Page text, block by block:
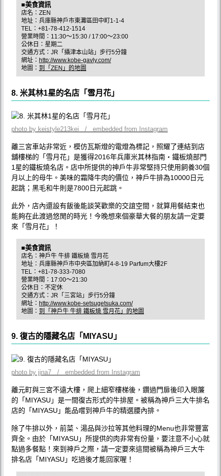
■美食資訊
店名：ZEN
地址：兵庫縣神戶市東灘區田中町1-1-4
TEL：+81-78-412-1514
營業時間：11:30〜15:30 / 17:00〜23:00
公休日：星期二
交通方式：JR「攝津本山站」步行5分鐘
網址： http://www.kobe-gavly.com/
地圖： 到「ZEN」的地圖
8. 米其林1星的名店「雪月花」
photo by keistyle213kei / embedded from Instagram
離三宮車站非常近，模仿瓦斯燈的電燈為標記，照耀了連結到店
舖樓梯的「雪月花」是獲得2016年兵庫米其林指南‧鐵板燒部門
1星的鐵板燒名店。店中所提供的神戶牛非常堅持只使用飼養30個
月以上的母牛。美味的霜降牛肉的價位，神戶牛排為10000日元
起跳；黑毛和牛則是7800日元起跳。
此外，店內還設有飯後能談笑歡樂的交誼空間，就算用餐結束也
能夠在此渡過悠閒的時光！今晚想來個豪華大餐的朋友請一定要
來「雪月花」！
■美食資訊
店名：神戶牛 牛排 鐵板燒 雪月花
地址：兵庫縣神戶市中央區加納町4-8-19 Parfum大樓2F
TEL：+81-78-333-7080
營業時間：17:00〜21:30
公休日：不定休
交通方式：JR「三宮站」步行5分鐘
網址： http://www.kobe-setsugetsuka.com/
地圖： 到「神戶牛 牛排 鐵板燒 雪月花」的地圖
9. 復古的隱藏名店「MIYASU」
photo by jjna7 / embedded from Instagram
離元町與三宮不遠大樓，爬上細窄樓梯後，鑽過門扉後印入眼簾
的「MIYASU」是一間復古形式的牛排屋。被稱為神戶三大牛排名
店的「MIYASU」能品嚐到神戶牛的精選腰內排。
除了牛排以外，前菜、湯品與沙拉等其他料理的Menu也非常豐富
齊全。由於「MIYASU」所提供的肉非常有份量，要注意不小心就
點過多餐點！來到神戶之際，請一定要來這間被稱為神戶三大牛
排名店「MIYASU」吃過後才能回家喔！